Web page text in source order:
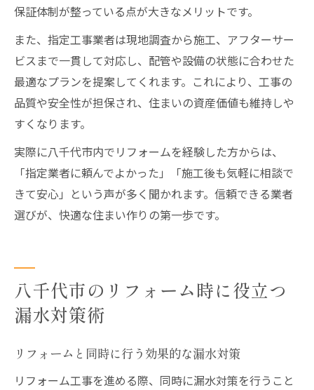
保証体制が整っている点が大きなメリットです。
また、指定工事業者は現地調査から施工、アフターサー
ビスまで一貫して対応し、配管や設備の状態に合わせた
最適なプランを提案してくれます。これにより、工事の
品質や安全性が担保され、住まいの資産価値も維持しや
すくなります。
実際に八千代市内でリフォームを経験した方からは、
「指定業者に頼んでよかった」「施工後も気軽に相談で
きて安心」という声が多く聞かれます。信頼できる業者
選びが、快適な住まい作りの第一歩です。
八千代市のリフォーム時に役立つ
漏水対策術
リフォームと同時に行う効果的な漏水対策
リフォーム工事を進める際、同時に漏水対策を行うこと